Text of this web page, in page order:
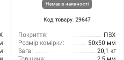
Немає в наявності
Код товару: 29647
Покриття:
ПВХ
Розмір комірки:
50x50 мм
Вага:
20,1 кг